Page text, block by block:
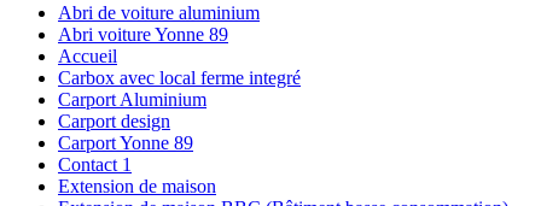
Abri de voiture aluminium
Abri voiture Yonne 89
Accueil
Carbox avec local ferme integré
Carport Aluminium
Carport design
Carport Yonne 89
Contact 1
Extension de maison